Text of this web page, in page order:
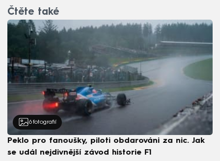
Čtěte také
6 fotografií
Peklo pro fanoušky, piloti obdarováni za nic. Jak
se udál nejdivnější závod historie F1